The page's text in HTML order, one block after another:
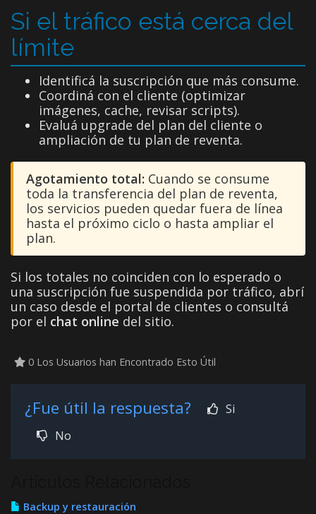
Si el tráfico está cerca del
límite
Identificá la suscripción que más consume.
Coordiná con el cliente (optimizar
imágenes, cache, revisar scripts).
Evaluá upgrade del plan del cliente o
ampliación de tu plan de reventa.
Agotamiento total: Cuando se consume
toda la transferencia del plan de reventa,
los servicios pueden quedar fuera de línea
hasta el próximo ciclo o hasta ampliar el
plan.
Si los totales no coinciden con lo esperado o
una suscripción fue suspendida por tráfico, abrí
un caso desde el portal de clientes o consultá
por el chat online del sitio.
0 Los Usuarios han Encontrado Esto Útil
¿Fue útil la respuesta?
Si
No
Backup y restauración